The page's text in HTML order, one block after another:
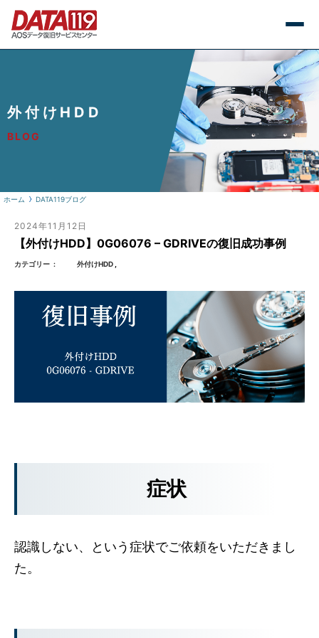
外付けHDD
BLOG
ホーム DATA119ブログ
2024年11月12日
【外付けHDD】0G06076 – GDRIVEの復旧成功事例
カテゴリー 外付けHDD
症状
認識しない、という症状でご依頼をいただきまし
た。